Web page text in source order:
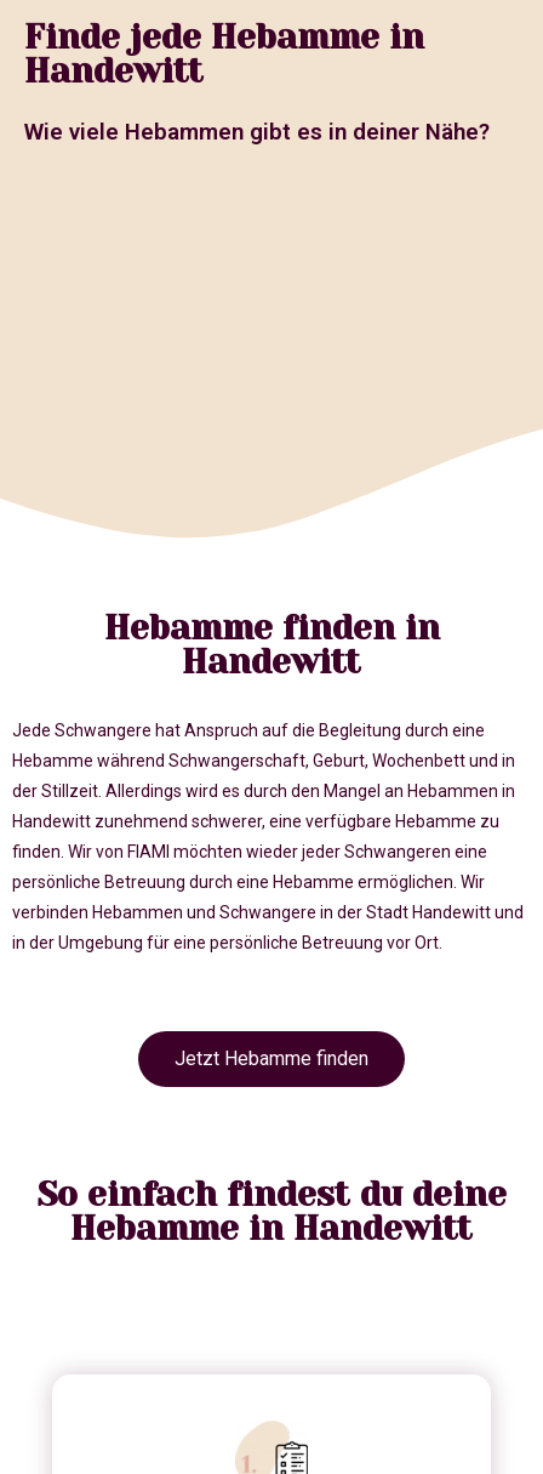
Finde jede Hebamme in
Handewitt
Wie viele Hebammen gibt es in deiner Nähe?
Hebamme finden in
Handewitt
Jede Schwangere hat Anspruch auf die Begleitung durch eine
Hebamme während Schwangerschaft, Geburt, Wochenbett und in
der Stillzeit. Allerdings wird es durch den Mangel an Hebammen in
Handewitt zunehmend schwerer, eine verfügbare Hebamme zu
finden. Wir von FIAMI möchten wieder jeder Schwangeren eine
persönliche Betreuung durch eine Hebamme ermöglichen. Wir
verbinden Hebammen und Schwangere in der Stadt Handewitt und
in der Umgebung für eine persönliche Betreuung vor Ort.
Jetzt Hebamme finden
So einfach findest du deine
Hebamme in Handewitt